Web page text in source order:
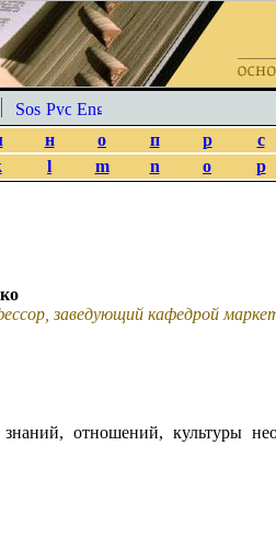
н о п р с
l m n o p
заведующий кафедрой
отношений, культуры